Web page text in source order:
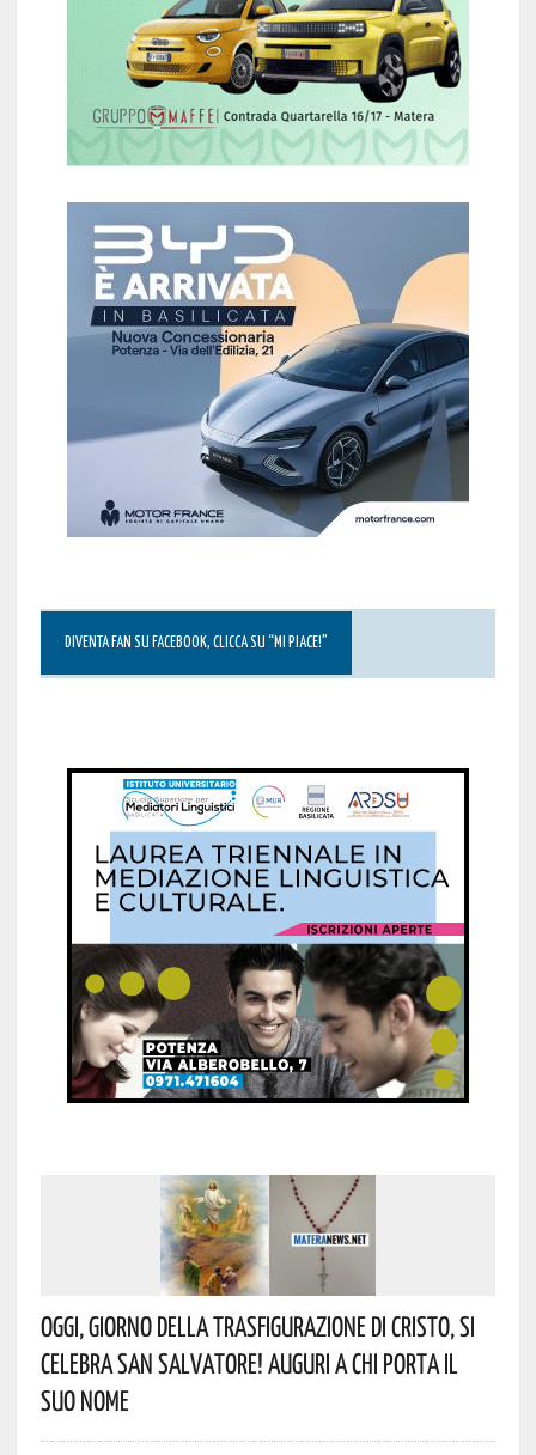
DIVENTA FAN SU FACEBOOK, CLICCA SU “MI PIACE!”
Oggi, Giorno Della Trasfigurazione Di Cristo, Si
Celebra San Salvatore! Auguri A Chi Porta Il
Suo Nome